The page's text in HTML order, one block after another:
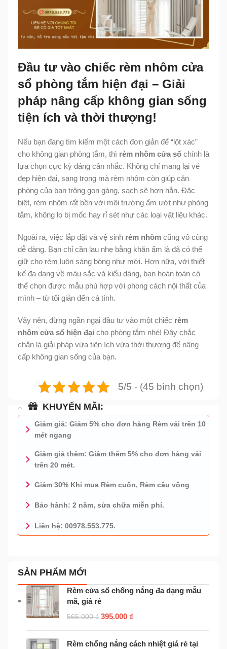
Đầu tư vào chiếc rèm nhôm cửa
sổ phòng tắm hiện đại – Giải
pháp nâng cấp không gian sống
tiện ích và thời thượng!
Nếu bạn đang tìm kiếm một cách đơn giản để “lột xác”
cho không gian phòng tắm, thì rèm nhôm cửa sổ chính là
lựa chọn cực kỳ đáng cân nhắc. Không chỉ mang lại vẻ
đẹp hiện đại, sang trọng mà rèm nhôm còn giúp căn
phòng của bạn trông gọn gàng, sạch sẽ hơn hẳn. Đặc
biệt, rèm nhôm rất bền với môi trường ẩm ướt như phòng
tắm, không lo bị mốc hay rỉ sét như các loại vật liệu khác.
Ngoài ra, việc lắp đặt và vệ sinh rèm nhôm cũng vô cùng
dễ dàng. Bạn chỉ cần lau nhẹ bằng khăn ẩm là đã có thể
giữ cho rèm luôn sáng bóng như mới. Hơn nữa, với thiết
kế đa dạng về màu sắc và kiểu dáng, bạn hoàn toàn có
thể chọn được mẫu phù hợp với phong cách nội thất của
mình – từ tối giản đến cá tính.
Vậy nên, đừng ngần ngại đầu tư vào một chiếc rèm
nhôm cửa sổ hiện đại cho phòng tắm nhé! Đây chắc
chắn là giải pháp vừa tiện ích vừa thời thượng để nâng
cấp không gian sống của bạn.
5/5 - (45 bình chọn)
KHUYẾN MÃI:
Giảm giá: Giảm 5% cho đơn hàng Rèm vải trên 10
mét ngang
Giảm giá thêm: Giảm thêm 5% cho đơn hàng vải
trên 20 mét.
Giảm 30% Khi mua Rèm cuốn, Rèm cầu vồng
Bảo hành: 2 năm, sửa chữa miễn phí.
Liên hệ: 00978.553.775.
0978.553.775 - TƯ VẤN MIỄN PHÍ
SẢN PHẨM MỚI
Rèm cửa sổ chống nắng đa dạng mẫu
mã, giá rẻ
565.000₫ 395.000 ₫
Rèm chống nắng cách nhiệt giá rẻ tại